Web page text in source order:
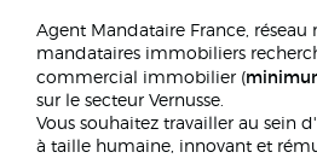
Agent Mandataire France, réseau
mandataires immobiliers
commercial immobilier (
sur le secteur Vernusse.
Vous souhaitez travailler au sein
à taille humaine, innovant et